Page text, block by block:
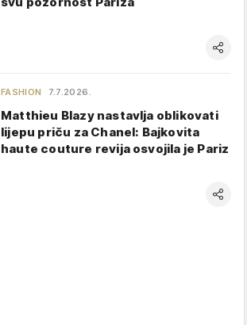
FASHION 7.7.2026.
Matthieu Blazy nastavlja oblikovati
lijepu priču za Chanel: Bajkovita
haute couture revija osvojila je Pariz